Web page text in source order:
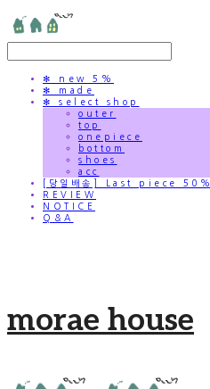
✻ new 5%
✻ made
✻ select shop
outer
top
onepiece
bottom
shoes
acc
[당일배송] Last piece 50%
REVIEW
NOTICE
Q&A
morae house